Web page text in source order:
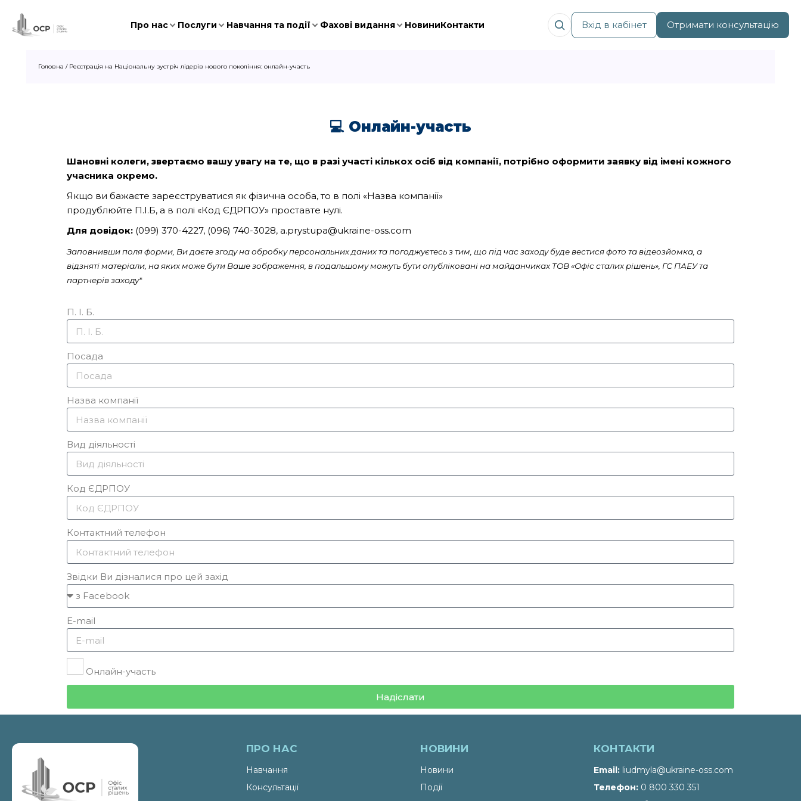
Про нас Послуги Навчання та події Фахові видання НовиниКонтакти Вхід в кабінет Отримати консультацію
Головна / Реєстрація на Національну зустріч лідерів нового покоління: онлайн-участь
💻 Онлайн-участь
Шановні колеги, звертаємо вашу увагу на те, що в разі участі кількох осіб від компанії, потрібно оформити заявку від імені кожного
учасника окремо.
Якщо ви бажаєте зареєструватися як фізична особа, то в полі «Назва компанії»
продублюйте П.І.Б, а в полі «Код ЄДРПОУ» проставте нулі.
Для довідок: (099) 370-4227, (096) 740-3028, a.prystupa@ukraine-oss.com
Заповнивши поля форми, Ви даєте згоду на обробку персональних даних та погоджуєтесь з тим, що під час заходу буде вестися фото та відеозйомка, а
відзняті матеріали, на яких може бути Ваше зображення, в подальшому можуть бути опубліковані на майданчиках ТОВ «Офіс сталих рішень», ГС ПАЕУ та
партнерів заходу*
П. І. Б.
Посада
Назва компанії
Вид діяльності
Код ЄДРПОУ
Контактний телефон
Звідки Ви дізналися про цей захід
E-mail
Онлайн-участь
Надіслати
ПРО НАС
Навчання
Консультації
НОВИНИ
Новини
Події
КОНТАКТИ
Email liudmyla@ukraine-oss.com
Телефон 0 800 330 351